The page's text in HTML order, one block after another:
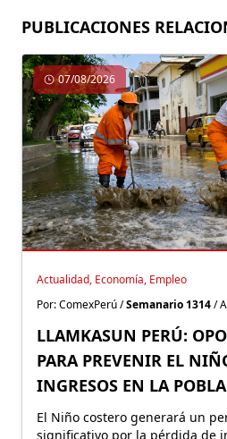
PUBLICACIONES
07/08/2026
Actualidad, Economía, Empleo
Por: ComexPerú /Semanario 1314/
LLAMKASUN PERÚ:
PARA PREVENIR EL
INGRESOS EN LA
VULNERABLE
El Niño costero generará un
significativo por la pérdida de